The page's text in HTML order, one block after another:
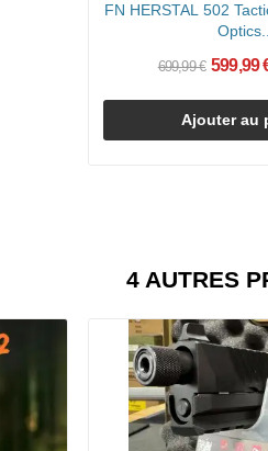
FN HERSTAL 502
Optics...
699,99 € 599,99
Ajouter au
4 AUTRES